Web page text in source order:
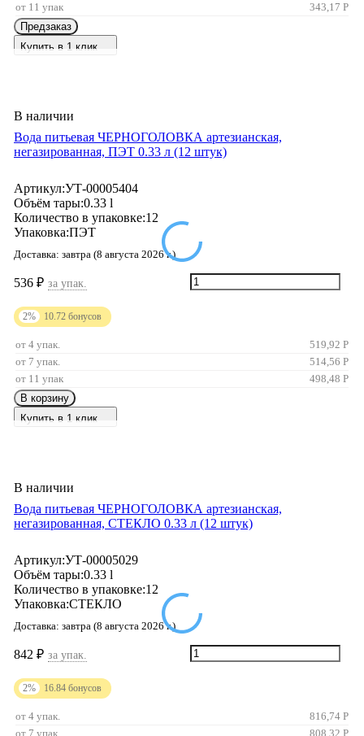
от 11 упак
343,17 Р
Предзаказ
Купить в 1 клик
В наличии
Вода питьевая ЧЕРНОГОЛОВКА артезианская,
негазированная, ПЭТ 0.33 л (12 штук)
Артикул:УТ-00005404
Объём тары:0.33 l
Количество в упаковке:12
Упаковка:ПЭТ
Доставка: завтра (8 августа 2026 г.)
536 ₽ за упак.
2% 10.72 бонусов
от 4 упак. 519,92 Р
от 7 упак.
514,56 Р
от 11 упак
498,48 Р
В корзину
Купить в 1 клик
В наличии
Вода питьевая ЧЕРНОГОЛОВКА артезианская,
негазированная, СТЕКЛО 0.33 л (12 штук)
Артикул:УТ-00005029
Объём тары:0.33 l
Количество в упаковке:12
Упаковка:СТЕКЛО
Доставка: завтра (8 августа 2026 г.)
842 ₽ за упак.
2% 16.84 бонусов
от 4 упак. 816,74 Р
от 7 упак.
808,32 Р